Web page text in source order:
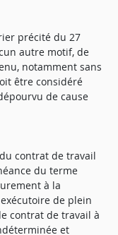
précité du 27
autre motif, de
notamment sans
être considéré
de cause
contrat de travail
du terme
à la
de plein
contrat de travail à
et